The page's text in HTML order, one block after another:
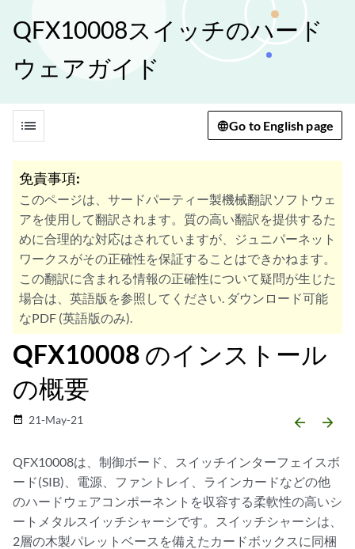
QFX10008スイッチのハード
ウェアガイド
list Go to English page
免責事項:
このページは、サードパーティー製機械翻訳ソフトウェ
アを使用して翻訳されます。質の高い翻訳を提供するた
めに合理的な対応はされていますが、ジュニパーネット
ワークスがその正確性を保証することはできかねます。
この翻訳に含まれる情報の正確性について疑問が生じた
場合は、英語版を参照してください. ダウンロード可能
なPDF (英語版のみ).
QFX10008 のインストール
の概要
date_range 21-May-21 arrow_backward arrow_forward
QFX10008は、制御ボード、スイッチインターフェイスボ
ード(SIB)、電源、ファントレイ、ラインカードなどの他
のハードウェアコンポーネントを収容する柔軟性の高いシ
ートメタルスイッチシャーシです。スイッチシャーシは、
2層の木製パレットベースを備えたカードボックスに同梱